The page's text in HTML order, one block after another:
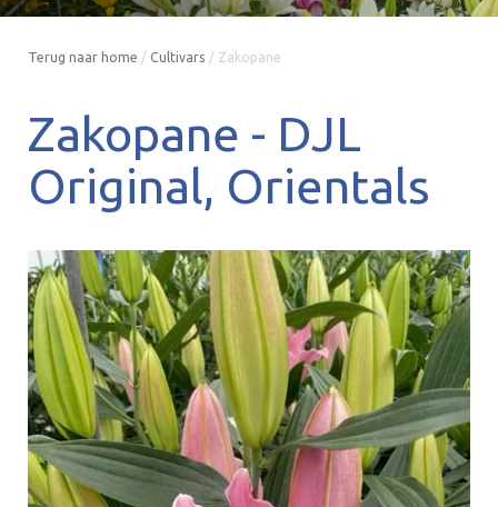
Terug naar home / Cultivars / Zakopane
Zakopane - DJL
Original Orientals